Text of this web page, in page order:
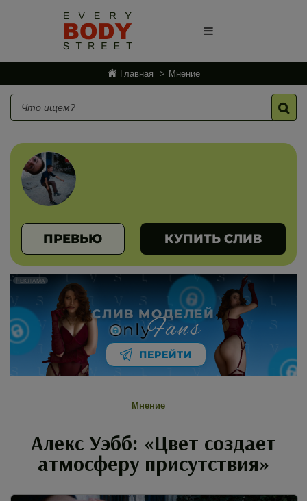
Главная Мнение
ПРЕВЬЮ КУПИТЬ СЛИВ
РЕКЛАМА
СЛИВ МОДЕЛЕЙ
nlyFans
ПЕРЕЙТИ
Мнение
Алекс Уэбб: «Цвет создает
атмосферу присутствия»